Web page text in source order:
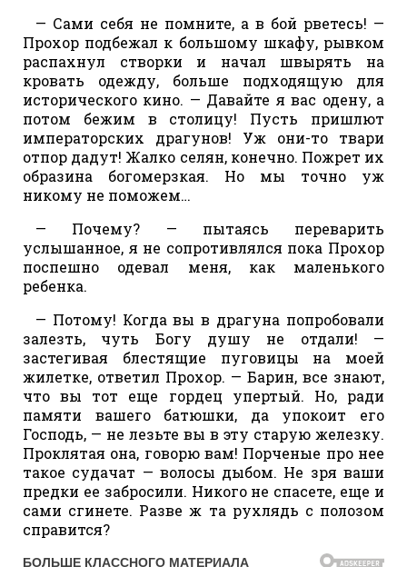
— Сами себя не помните, а в бой рветесь! —
Прохор подбежал к большому шкафу, рывком
распахнул створки и начал швырять на
кровать одежду, больше подходящую для
исторического кино. — Давайте я вас одену, а
потом бежим в столицу! Пусть пришлют
императорских драгунов! Уж они-то твари
отпор дадут! Жалко селян, конечно. Пожрет их
образина богомерзкая. Но мы точно уж
никому не поможем…
— Почему? — пытаясь переварить
услышанное, я не сопротивлялся пока Прохор
поспешно одевал меня, как маленького
ребенка.
— Потому! Когда вы в драгуна попробовали
залезть, чуть Богу душу не отдали! —
застегивая блестящие пуговицы на моей
жилетке, ответил Прохор. — Барин, все знают,
что вы тот еще гордец упертый. Но, ради
памяти вашего батюшки, да упокоит его
Господь, — не лезьте вы в эту старую железку.
Проклятая она, говорю вам! Порченые про нее
такое судачат — волосы дыбом. Не зря ваши
предки ее забросили. Никого не спасете, еще и
сами сгинете. Разве ж та рухлядь с полозом
справится?